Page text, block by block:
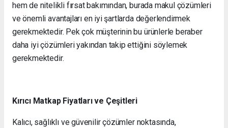
hem de nitelikli fırsat bakımından, burada makul çözümleri
ve önemli avantajları en iyi şartlarda değerlendirmek
gerekmektedir. Pek çok müşterinin bu ürünlerle beraber
daha iyi çözümleri yakından takip ettiğini söylemek
gerekmektedir.
Kırıcı Matkap Fiyatları ve Çeşitleri
Kalıcı, sağlıklı ve güvenilir çözümler noktasında,